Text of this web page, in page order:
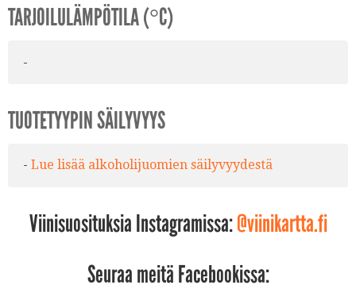
TARJOILULÄMPÖTILA (°C)
-
TUOTETYYPIN SÄILYVYYS
- Lue lisää alkoholijuomien säilyvyydestä
Viinisuosituksia Instagramissa:@viinikartta.fi
Seuraa meitä Facebookissa: